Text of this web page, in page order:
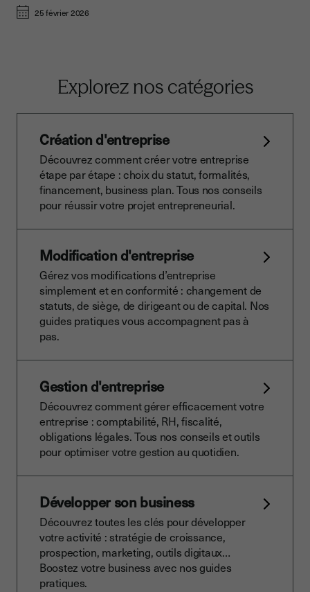
25 février 2026
Explorez nos catégories
Création d'entreprise
Découvrez comment créer votre entreprise
étape par étape : choix du statut, formalités,
financement, business plan. Tous nos conseils
pour réussir votre projet entrepreneurial.
Modification d'entreprise
Gérez vos modifications d’entreprise
simplement et en conformité : changement de
statuts, de siège, de dirigeant ou de capital. Nos
guides pratiques vous accompagnent pas à
pas.
Gestion d'entreprise
Découvrez comment gérer efficacement votre
entreprise : comptabilité, RH, fiscalité,
obligations légales. Tous nos conseils et outils
pour optimiser votre gestion au quotidien.
Développer son business
Découvrez toutes les clés pour développer
votre activité : stratégie de croissance,
prospection, marketing, outils digitaux…
Boostez votre business avec nos guides
pratiques.